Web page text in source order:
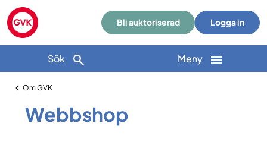
Bli auktoriserad Logga in
Sök Meny
Om GVK
Webbshop